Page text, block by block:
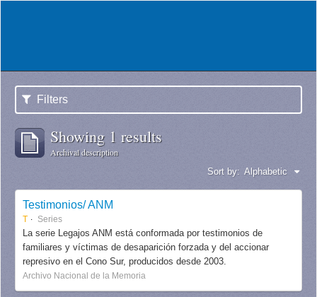
Filters
Showing 1 results
Archival description
Sort by: Alphabetic
Testimonios/ ANM
T Series
La serie Legajos ANM está conformada por testimonios de
familiares y víctimas de desaparición forzada y del accionar
represivo en el Cono Sur, producidos desde 2003.
Archivo Nacional de la Memoria